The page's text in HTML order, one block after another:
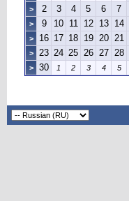
> 2 3 4 5 6 7
> 9 10 11 12 13 14
> 16 17 18 19 20 21
> 23 24 25 26 27 28
> 30 1 2 3 4 5